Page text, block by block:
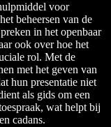
voor
beheersen van de
in het openbaar
ook over hoe het
rol. Met de
met het geven van
hun presentatie niet
als gids om een
wat helpt bij
cadans.